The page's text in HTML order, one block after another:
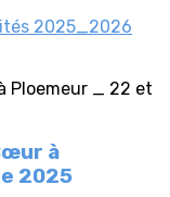
2025_2026
à
2025